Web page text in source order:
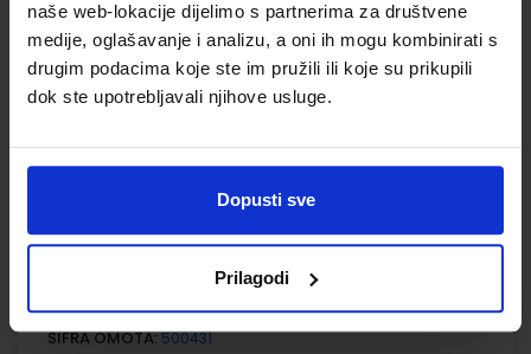
naše web-lokacije dijelimo s partnerima za društvene
medije, oglašavanje i analizu, a oni ih mogu kombinirati s
drugim podacima koje ste im pružili ili koje su prikupili
dok ste upotrebljavali njihove usluge.
Dopusti sve
Prilagodi
ŠIFRA OMOTA: 500431
Udžbenik Omot
KLIO 8; radna bilježnica za povijest u osmom razredu
osnovne škole
Krešimir Erdelja Igor Stojaković
DOM
CIJENA: 13,60 €
ŠIFRA OMOTA:500431